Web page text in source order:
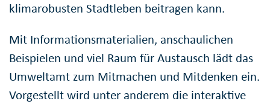
klimarobusten Stadtleben beitragen kann.
Mit Informationsmaterialien, anschaulichen
Beispielen und viel Raum für Austausch lädt das
Umweltamt zum Mitmachen und Mitdenken ein.
Vorgestellt wird unter anderem die interaktive